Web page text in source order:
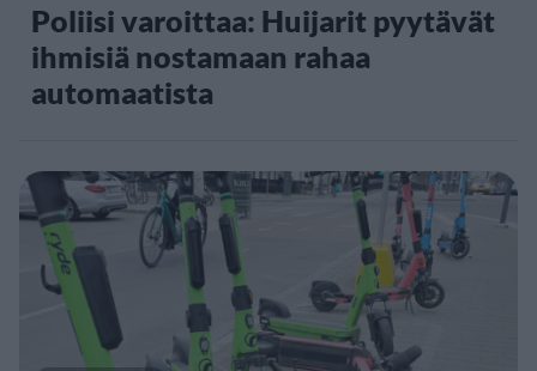
Poliisi varoittaa: Huijarit pyytävät
ihmisiä nostamaan rahaa
automaatista